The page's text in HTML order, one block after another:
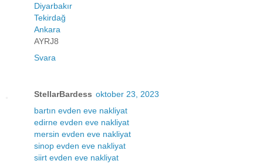
Diyarbakır
Tekirdağ
Ankara
AYRJ8
Svara
StellarBardess oktober 23, 2023
bartın evden eve nakliyat
edirne evden eve nakliyat
mersin evden eve nakliyat
sinop evden eve nakliyat
siirt evden eve nakliyat